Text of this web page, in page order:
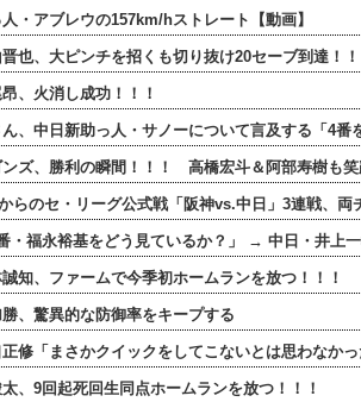
・アブレウの157km/hストレート【動画】
也、大ピンチを招くも切り抜け20セーブ到達！！
、火消し成功！！！
、中日新助っ人・サノーについて言及する「4番
ズ、勝利の瞬間！！！ 高橋宏斗＆阿部寿樹も笑
らのセ・リーグ公式戦「阪神vs.中日」3連戦、両
・福永裕基をどう見ているか？」 → 中日・井上
知、ファームで今季初ホームランを放つ！！！
、驚異的な防御率をキープする
修「まさかクイックをしてこないとは思わなかっ
、9回起死回生同点ホームランを放つ！！！